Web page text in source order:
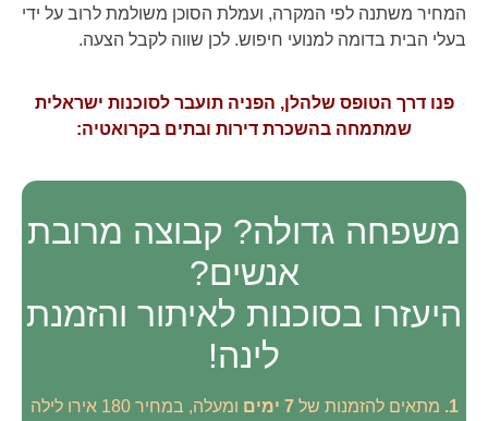
המחיר משתנה לפי המקרה, ועמלת הסוכן משולמת לרוב על ידי
בעלי הבית בדומה למנועי חיפוש. לכן שווה לקבל הצעה.
פנו דרך הטופס שלהלן, הפניה תועבר לסוכנות ישראלית
שמתמחה בהשכרת דירות ובתים בקרואטיה:
משפחה גדולה? קבוצה מרובת
אנשים?
היעזרו בסוכנות לאיתור והזמנת
לינה!
1. מתאים להזמנות של7 ימים
ומעלה, במחיר 180 אירו לילה